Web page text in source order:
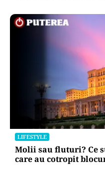
OPINII
Ambulanța era albă,
TikTok, toporul și